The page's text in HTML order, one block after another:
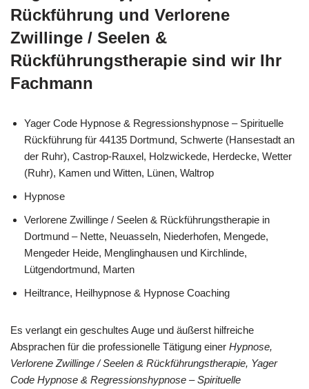
Rückführung und Verlorene
Zwillinge / Seelen &
Rückführungstherapie sind wir Ihr
Fachmann
Yager Code Hypnose & Regressionshypnose – Spirituelle
Rückführung für 44135 Dortmund, Schwerte (Hansestadt an
der Ruhr), Castrop-Rauxel, Holzwickede, Herdecke, Wetter
(Ruhr), Kamen und Witten, Lünen, Waltrop
Hypnose
Verlorene Zwillinge / Seelen & Rückführungstherapie in
Dortmund – Nette, Neuasseln, Niederhofen, Mengede,
Mengeder Heide, Menglinghausen und Kirchlinde,
Lütgendortmund, Marten
Heiltrance, Heilhypnose & Hypnose Coaching
Es verlangt ein geschultes Auge und äußerst hilfreiche
Absprachen für die professionelle Tätigung einer Hypnose,
Verlorene Zwillinge / Seelen & Rückführungstherapie, Yager
Code Hypnose & Regressionshypnose – Spirituelle